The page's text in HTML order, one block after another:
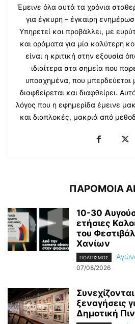
Έμεινε όλα αυτά τα χρόνια
για έγκυρη – έγκαιρη
Υπηρετεί και προβάλλει, με
και οράματα για μία καλύτερη
είναι η κριτική στην εξουσία
ιδιαίτερα στα σημεία που
υποσχημένα, που μπερδεύεται
διαφθείρεται και διαφθείρει.
λόγος που η εφημερίδα έμεινε
και διαπλοκές, μακριά από
ΠΑΡΟΜΟΙΑ
10-30
ετήσιες
του
Χανίων
ΠΟΛΙΤΙΣΜΟΣ
07/08/2026
ξεναγήσεις
Δημοτική